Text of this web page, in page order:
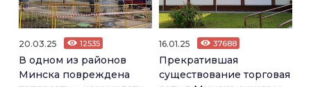
20.03.25 12535
В одном из районов
Минска повреждена
16.01.25 37688
Прекратившая
существование торговая